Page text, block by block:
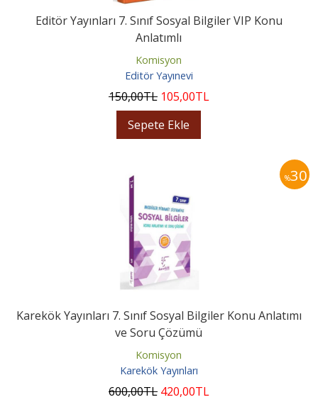
Editör Yayınları 7. Sınıf Sosyal Bilgiler VIP Konu
Anlatımlı
Komisyon
Editör Yayınevi
150,00TL 105,00TL
Sepete Ekle
%30
​Karekök Yayınları 7. Sınıf Sosyal Bilgiler Konu Anlatımı
ve Soru Çözümü
Komisyon
Karekök Yayınları
600,00TL 420,00TL